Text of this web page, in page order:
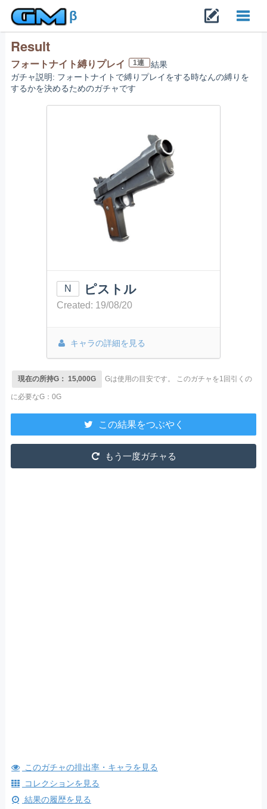
β
Result
フォートナイト縛りプレイ 1連
結果
ガチャ説明: フォートナイトで縛りプレイをする時なんの縛りを
するかを決めるためのガチャです
N ピストル
Created: 19/08/20
キャラの詳細を見る
現在の所持G： 15,000G Gは使用の目安です。 このガチャを1回引くの
に必要なG：0G
この結果をつぶやく
もう一度ガチャる
このガチャの排出率・キャラを見る
コレクションを見る
結果の履歴を見る